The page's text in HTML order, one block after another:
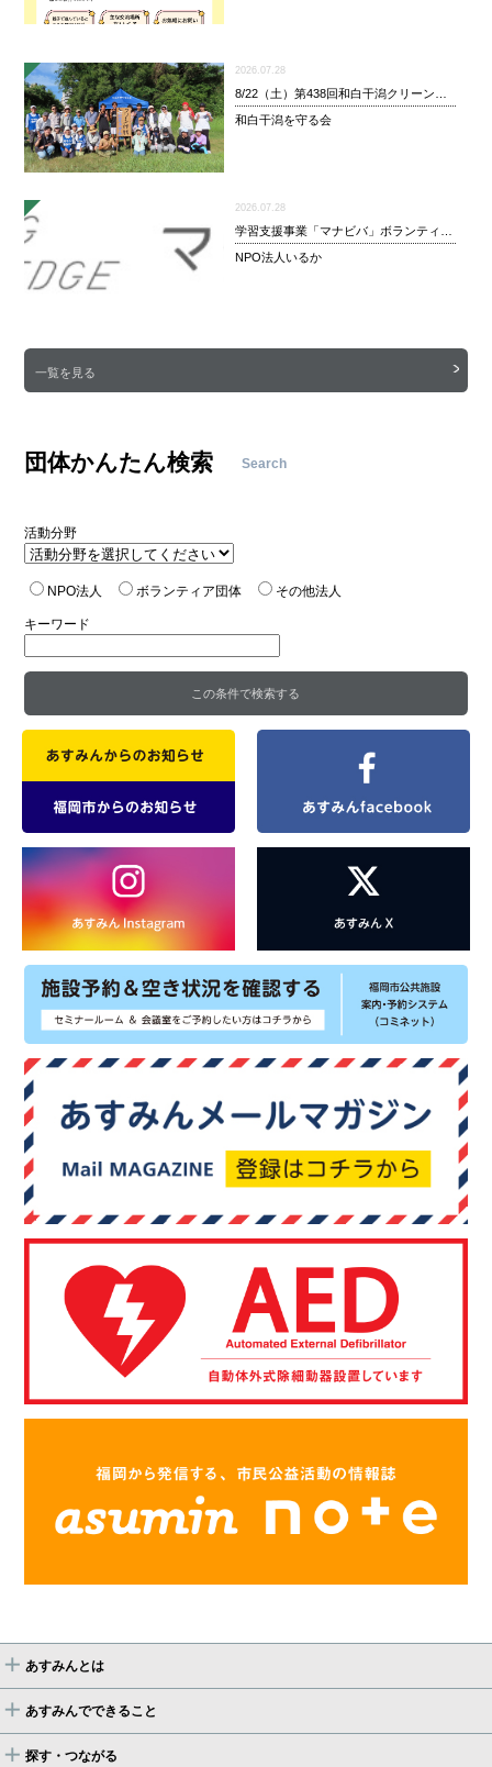
2026.07.28
和白干潟を守る会
2026.07.28
NPO法人いるか
一覧を見る
団体かんたん検索 Search
活動分野
NPO法人 ボランティア団体 その他法人
キーワード
あすみんとは
あすみんでできること
探す・つながる